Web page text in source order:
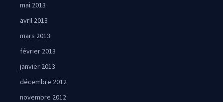
mai 2013
avril 2013
mars 2013
février 2013
janvier 2013
décembre 2012
novembre 2012